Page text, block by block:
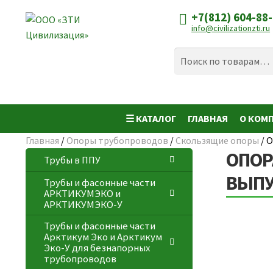
Перейти
к
Перейти
к
+7(812) 604-
info@civilizationzti.ru
☰ КАТАЛОГ ГЛАВНАЯ О
Главная /Опоры трубопроводов /Скользящие опоры /
Трубы в ППУ
Трубы и фасонные части
АРКТИКУМЭКО и
АРКТИКУМЭКО-У
Трубы и фасонные части
Арктикум Эко и Арктикум
Эко-У для безнапорных
трубопроводов